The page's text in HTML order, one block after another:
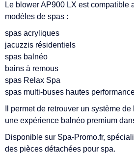
Le blower AP900 LX est compatible
modèles de spas :
spas acryliques
jacuzzis résidentiels
spas balnéo
bains à remous
spas Relax Spa
spas multi-buses hautes
Il permet de retrouver un système
une expérience balnéo premium
Disponible sur Spa-Promo.fr,
des pièces détachées pour spa.